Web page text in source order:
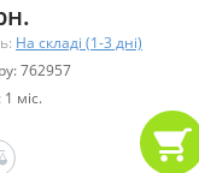
На складі (1-3 дні)
762957
1 міс.